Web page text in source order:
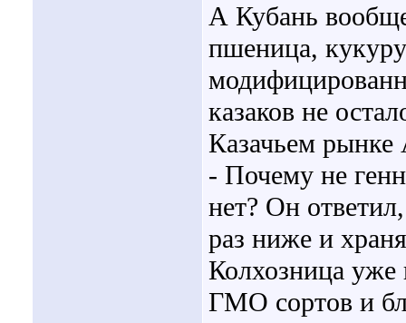
А Кубань
пшеница,
казаков не
Казачьем
- Почему не
нет? Он
раз ниже и
Колхозница уже
ГМО сортов и